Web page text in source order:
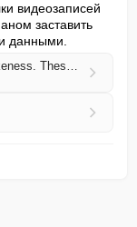
видеозаписей
заставить
данными.
Taylor Swift Wants to Trademark Her Likeness. These TikTok Deepfake Ads Show Why